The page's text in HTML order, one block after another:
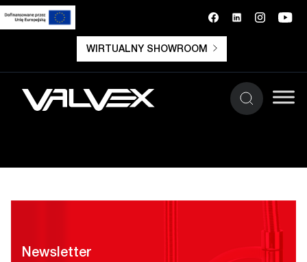
WIRTUALNY SHOWROOM
Newsletter